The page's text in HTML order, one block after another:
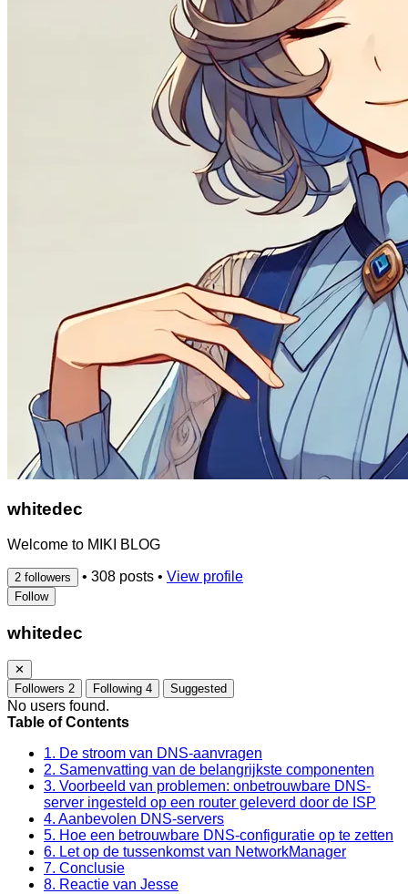
whitedec
Welcome to MIKI BLOG
2 followers • 308 posts • View profile
Follow
whitedec
✕
Followers 2 Following 4 Suggested
No users found.
Table of Contents
1. De stroom van DNS-aanvragen
2. Samenvatting van de belangrijkste componenten
3. Voorbeeld van problemen: onbetrouwbare DNS-
server ingesteld op een router geleverd door de ISP
4. Aanbevolen DNS-servers
5. Hoe een betrouwbare DNS-configuratie op te zetten
6. Let op de tussenkomst van NetworkManager
7. Conclusie
8. Reactie van Jesse